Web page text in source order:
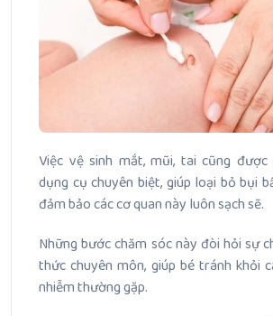
Việc vệ sinh mắt, mũi, tai cũng được
dụng cụ chuyên biệt, giúp loại bỏ bụi
đảm bảo các cơ quan này luôn sạch sẽ.
Những bước chăm sóc này đòi hỏi sự
thức chuyên môn, giúp bé tránh khỏi
nhiễm thường gặp.